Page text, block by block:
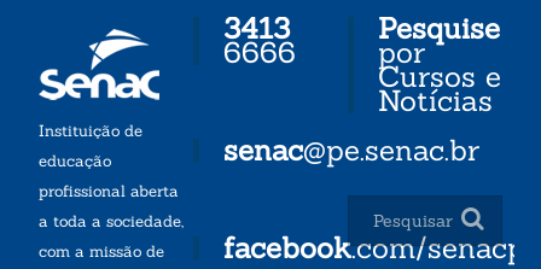
Instituição de
educação
profissional aberta
a toda a sociedade,
com a missão de
3413
6666
senac@pe.senac.br
facebook.com/senacpe
Pesquise
por
Cursos e
Notícias